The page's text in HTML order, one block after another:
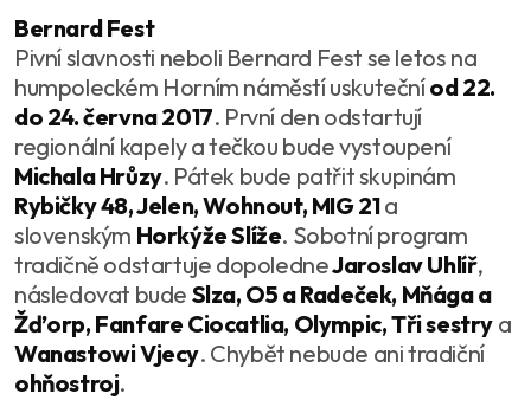
Bernard Fest
Pivní slavnosti neboli Bernard Fest se letos na
humpoleckém Horním náměstí uskutečníod 22.
do 24. června 2017. První den odstartují
regionální kapely a tečkou bude vystoupení
Michala Hrůzy. Pátek bude patřit skupinám
Rybičky 48, Jelen, Wohnout, MIG 21a
slovenským Horkýže Slíže. Sobotní program
tradičně odstartuje dopoledneJaroslav Uhlíř,
následovat bude Slza, O5 a Radeček, Mňága a
Žďorp, Fanfare Ciocatlia, Olympic, Tři sestry a
Wanastowi Vjecy. Chybět nebude ani tradiční
ohňostroj.